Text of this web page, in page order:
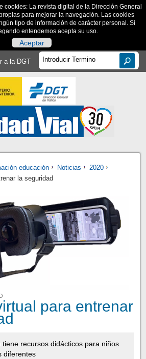
cookies: La revista digital de la Dirección General
para mejorar la navegación. Las cookies
tipo de información de carácter personal. Si
entendemos acepta su uso.
Aceptar
Ir a la DGT
educación Noticias
2020
la seguridad
para entrenar
tiene recursos didácticos para niños
diferentes